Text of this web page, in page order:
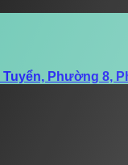
Phường 8,